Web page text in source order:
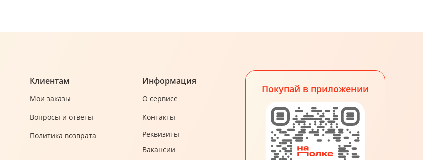
Клиентам
Мои заказы
Вопросы и ответы
Политика возврата
Информация
О сервисе
Контакты
Реквизиты
Вакансии
Покупай в приложении